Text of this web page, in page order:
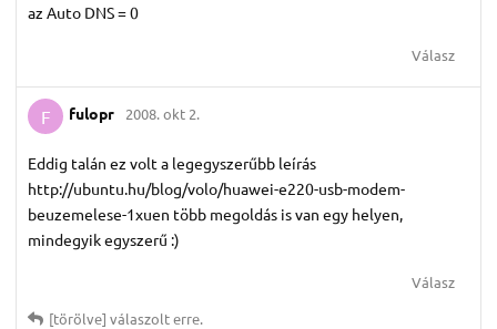
az Auto DNS = 0
Válasz
F fulopr 2008. okt 2.
Eddig talán ez volt a legegyszerűbb leírás
http://ubuntu.hu/blog/volo/huawei-e220-usb-modem-
beuzemelese-1xuen több megoldás is van egy helyen,
mindegyik egyszerű :)
Válasz
[törölve] válaszolt erre.